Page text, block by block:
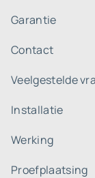
Garantie
Contact
Veelgestelde
Installatie
Werking
Proefplaatsing